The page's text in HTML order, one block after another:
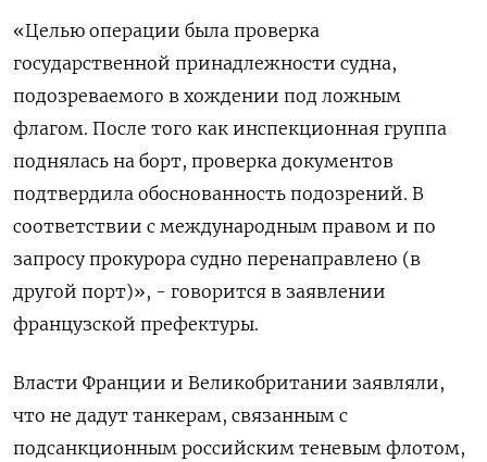
«Целью операции была проверка
государственной принадлежности судна,
подозреваемого в хождении под ложным ​
флагом. После ​того как инспекционная группа
‌поднялась на борт, проверка документов
подтвердила обоснованность подозрений. В ​
соответствии с международным правом и по
запросу прокурора судно перенаправлено (в
другой порт)», - говорится в заявлении
французской префектуры.
Власти Франции и Великобритании заявляли,
что не дадут танкерам, связанным с
подсанкционным российским теневым флотом,